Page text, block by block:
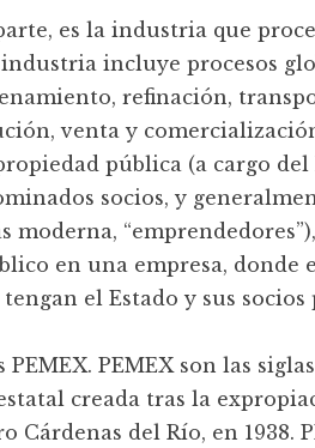
es la industria que
incluye procesos
refinación,
venta y
pública (a cargo del
socios, y
moderna,
en una empresa, donde
el Estado y sus socios
PEMEX son las
creada tras la
Cárdenas del Río, en 1938.